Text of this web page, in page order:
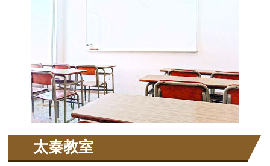
太秦教室